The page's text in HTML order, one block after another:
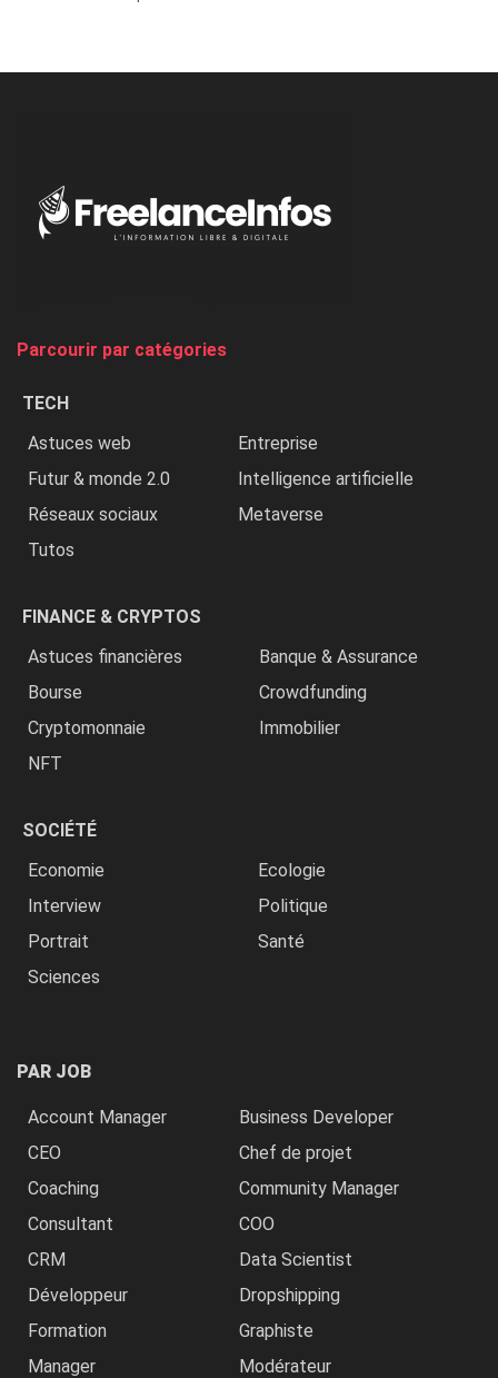
Nigeria,
Parcourir par catégories
TECH
Astuces web
Entreprise
Futur & monde 2.0
Intelligence artificielle
Réseaux sociaux
Metaverse
Tutos
FINANCE & CRYPTOS
Astuces financières
Banque & Assurance
Bourse
Crowdfunding
Cryptomonnaie
Immobilier
NFT
SOCIÉTÉ
Economie
Ecologie
Interview
Politique
Portrait
Santé
Sciences
PAR JOB
Account Manager
Business Developer
CEO
Chef de projet
Coaching
Community Manager
Consultant
COO
CRM
Data Scientist
Développeur
Dropshipping
Formation
Graphiste
Manager
Modérateur